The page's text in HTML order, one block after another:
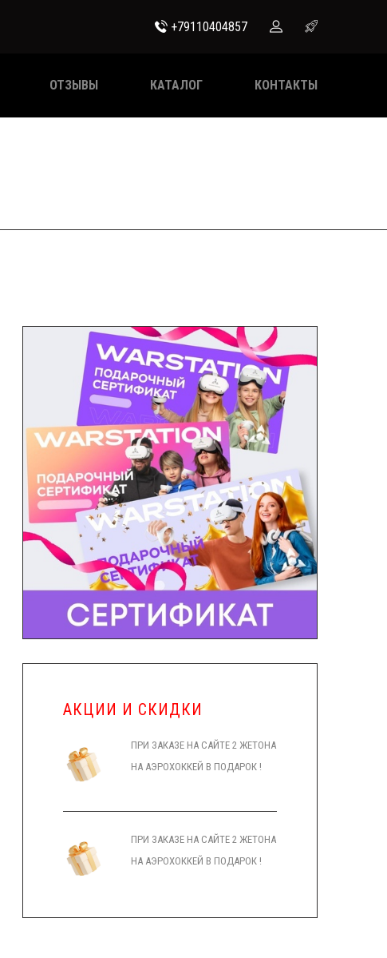
+79110404857
ОТЗЫВЫ КАТАЛОГ КОНТАКТЫ
АКЦИИ И СКИДКИ
ПРИ ЗАКАЗЕ НА САЙТЕ 2 ЖЕТОНА
НА АЭРОХОККЕЙ В ПОДАРОК !
ПРИ ЗАКАЗЕ НА САЙТЕ 2 ЖЕТОНА
НА АЭРОХОККЕЙ В ПОДАРОК !